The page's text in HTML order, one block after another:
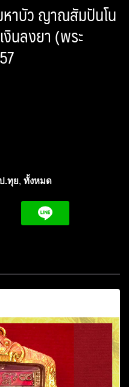
าบัว ญาณสัมปันโน
งินลงยา (พระ
.ทุย, ทั้งหมด